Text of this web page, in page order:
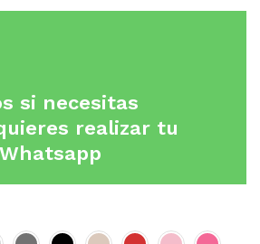
si necesitas
realizar tu